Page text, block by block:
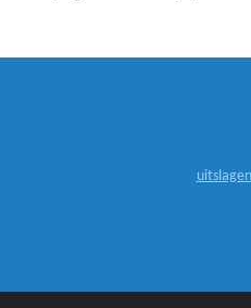
uitslagen